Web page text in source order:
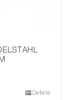
Details